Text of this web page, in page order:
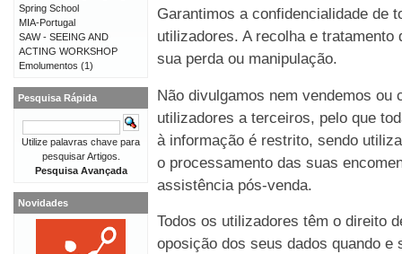
Garantimos a confidencialidade de
utilizadores. A recolha e
sua perda ou manipulação.
Não divulgamos nem vendemos
utilizadores a terceiros, pelo que
à informação é restrito, sendo
o processamento das suas
assistência pós-venda.
Todos os utilizadores têm o direito
oposição dos seus dados quando e
Spring School
MIA-Portugal
SAW - SEEING AND
ACTING WORKSHOP
Emolumentos (1)
Pesquisa Rápida
Utilize palavras chave para
pesquisar Artigos.
Pesquisa Avançada
Novidades